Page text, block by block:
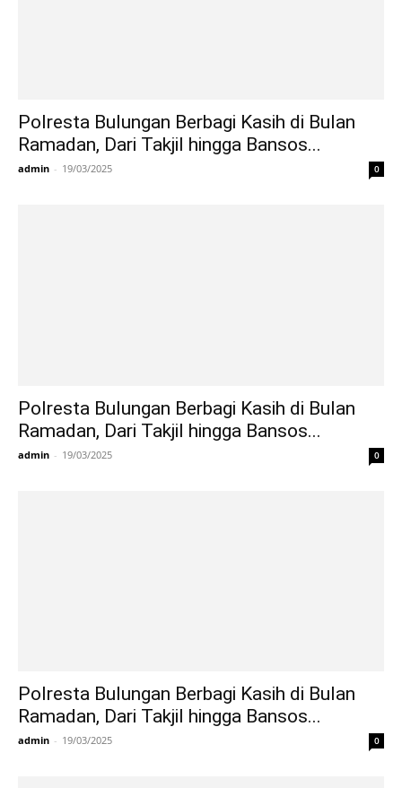
Polresta Bulungan Berbagi Kasih di Bulan
Ramadan, Dari Takjil hingga Bansos...
admin - 19/03/2025 0
Polresta Bulungan Berbagi Kasih di Bulan
Ramadan, Dari Takjil hingga Bansos...
admin - 19/03/2025 0
Polresta Bulungan Berbagi Kasih di Bulan
Ramadan, Dari Takjil hingga Bansos...
admin - 19/03/2025 0